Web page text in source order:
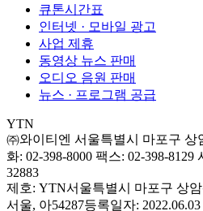
큐톤시간표
인터넷 · 모바일 광고
사업 제휴
동영상 뉴스 판매
오디오 음원 판매
뉴스 · 프로그램 공급
YTN
㈜와이티엔 서울특별시 마포구 상
화: 02-398-8000 팩스: 02-398-8129
32883
제호: YTN서울특별시 마포구 상
서울, 아54287등록일자: 2022.06.03